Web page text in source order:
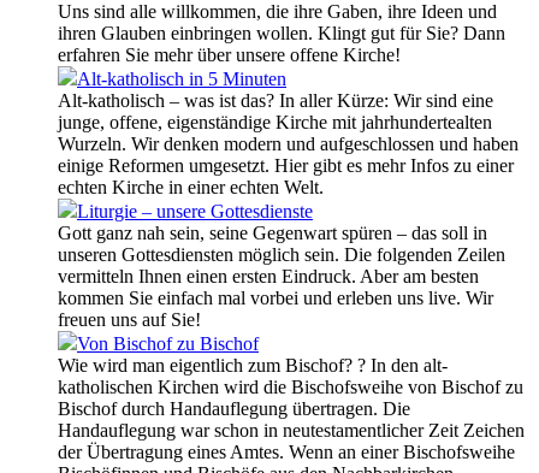
Uns sind alle willkommen, die ihre Gaben, ihre Ideen und
ihren Glauben einbringen wollen. Klingt gut für Sie? Dann
erfahren Sie mehr über unsere offene Kirche!
Alt-katholisch in 5 Minuten
Alt-katholisch – was ist das? In aller Kürze: Wir sind eine
junge, offene, eigenständige Kirche mit jahrhundertealten
Wurzeln. Wir denken modern und aufgeschlossen und haben
einige Reformen umgesetzt. Hier gibt es mehr Infos zu einer
echten Kirche in einer echten Welt.
Liturgie – unsere Gottesdienste
Gott ganz nah sein, seine Gegenwart spüren – das soll in
unseren Gottesdiensten möglich sein. Die folgenden Zeilen
vermitteln Ihnen einen ersten Eindruck. Aber am besten
kommen Sie einfach mal vorbei und erleben uns live. Wir
freuen uns auf Sie!
Von Bischof zu Bischof
Wie wird man eigentlich zum Bischof? ? In den alt-
katholischen Kirchen wird die Bischofsweihe von Bischof zu
Bischof durch Handauflegung übertragen. Die
Handauflegung war schon in neutestamentlicher Zeit Zeichen
der Übertragung eines Amtes. Wenn an einer Bischofsweihe